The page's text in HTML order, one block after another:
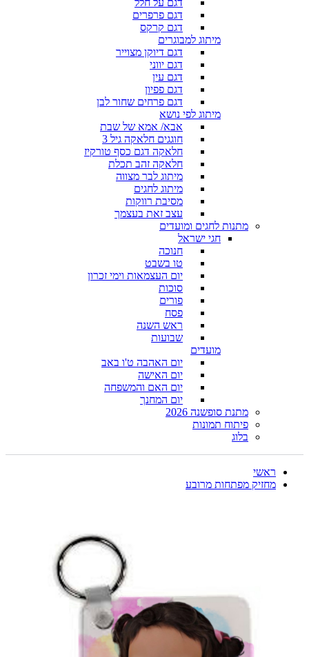
דגם על חלל
דגם פרפרים
דגם קרקס
מיתוג למבוגרים
דגם דיוקן מצוייר
דגם יווני
דגם עין
דגם פפיון
דגם פרחים שחור לבן
מיתוג לפי נושא
אבא/ אמא של שבת
חוגגים חלאקה גיל 3
חלאקה דגם כסף טורקיז
חלאקה זהב תכלת
מיתוג לבר מצווה
מיתוג לחגים
מסיבת רווקות
עצב זאת בעצמך
מתנות לחגים ומועדים
חגי ישראל
חנוכה
טו בשבט
יום העצמאות וימי זכרון
סוכות
פורים
פסח
ראש השנה
שבועות
מועדים
יום האהבה ט'ו באב
יום האישה
יום האם והמשפחה
יום המחנך
מתנת סופשנה 2026
פיתוח תמונות
בלוג
ראשי
מחזיק מפתחות מרובע